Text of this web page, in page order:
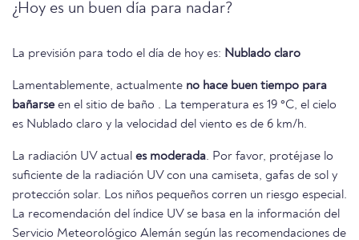
¿Hoy es un buen día para nadar?
La previsión para todo el día de hoy es: Nublado claro
Lamentablemente, actualmente no hace buen tiempo para
bañarse en el sitio de baño . La temperatura es 19 °C, el cielo
es Nublado claro y la velocidad del viento es de 6 km/h.
La radiación UV actual es moderada. Por favor, protéjase lo
suficiente de la radiación UV con una camiseta, gafas de sol y
protección solar. Los niños pequeños corren un riesgo especial.
La recomendación del índice UV se basa en la información del
Servicio Meteorológico Alemán según las recomendaciones de